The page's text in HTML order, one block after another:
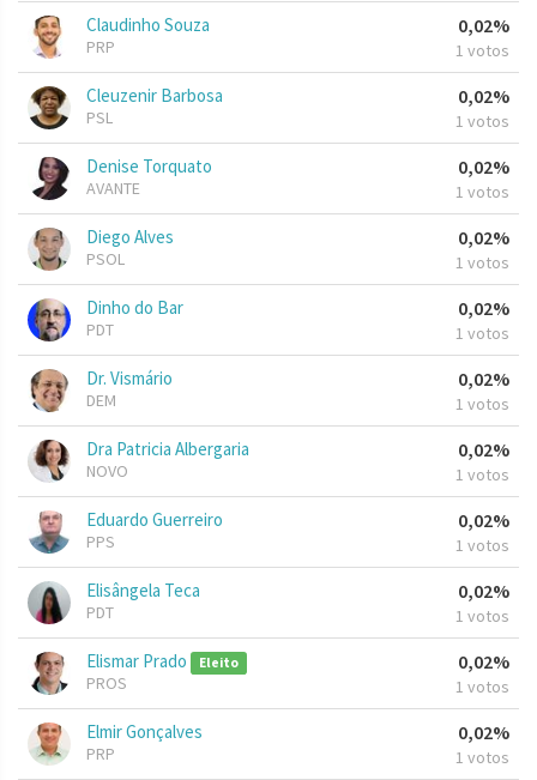
Claudinho Souza
PRP
0,02%
1 votos
Cleuzenir Barbosa
PSL
0,02%
1 votos
Denise Torquato
AVANTE
0,02%
1 votos
Diego Alves
PSOL
0,02%
1 votos
Dinho do Bar
PDT
0,02%
1 votos
Dr. Vismário
DEM
0,02%
1 votos
Dra Patricia Albergaria
NOVO
0,02%
1 votos
Eduardo Guerreiro
PPS
0,02%
1 votos
Elisângela Teca
PDT
0,02%
1 votos
Elismar Prado Eleito
PROS
0,02%
1 votos
Elmir Gonçalves
PRP
0,02%
1 votos